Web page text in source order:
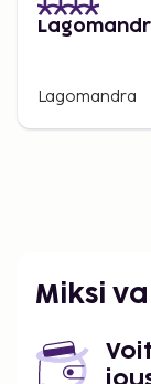
Lagomandra
Miksi